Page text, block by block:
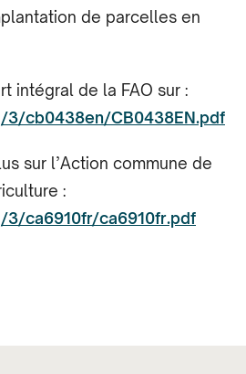
de parcelles en
intégral de la FAO sur :
cb0438en/CB0438EN.pdf
sur l’Action commune de
:
ca6910fr/ca6910fr.pdf